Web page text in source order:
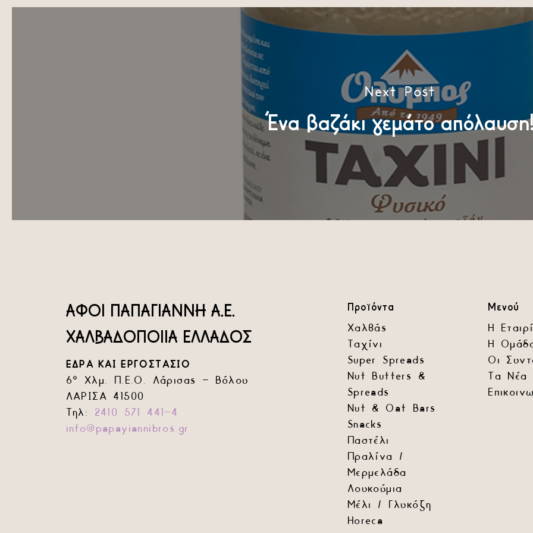
Next Post
Ένα βαζάκι γεμάτο
ΑΦΟΙ ΠΑΠΑΓΙΑΝΝΗ Α.Ε.
ΧΑΛΒΑΔΟΠΟΙΙΑ ΕΛΛΑΔΟΣ
ΕΔΡΑ ΚΑΙ ΕΡΓΟΣΤΑΣΙΟ
6° Χλμ. Π.Ε.Ο. Λάρισας – Βόλου
ΛΑΡΙΣΑ 41500
Τηλ: 2410 571 441-4
info@papayiannibros.gr
Προϊόντα
Χαλβάς
Ταχίνι
Super Spreads
Nut Butters &
Spreads
Nut & Oat Bars
Snacks
Παστέλι
Πραλίνα /
Μερμελάδα
Λουκούμια
Μέλι / Γλυκόζη
Horeca
Μενού
Η
Η
Οι
Τα Νέα